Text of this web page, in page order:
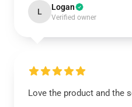
L Logan
Verified owner
Love the product and the